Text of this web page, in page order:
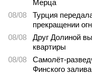
В нескольких станциях от
«Станция Л»
реальной